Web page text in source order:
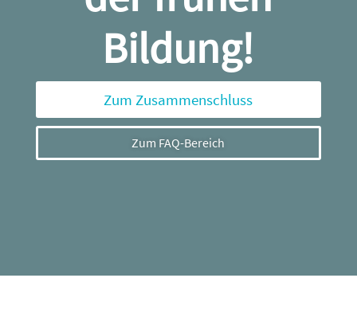
Bildung!
Zum Zusammenschluss
Zum FAQ-Bereich